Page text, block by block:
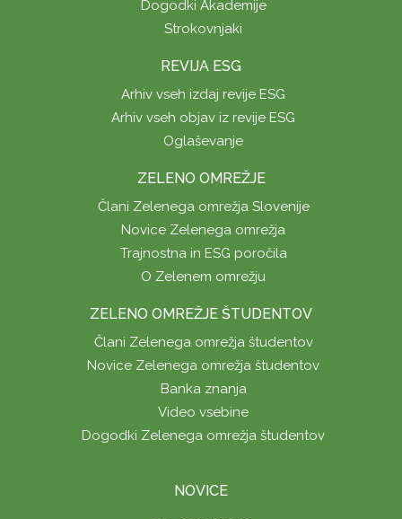
Dogodki Akademije
Strokovnjaki
REVIJA ESG
Arhiv vseh izdaj revije ESG
Arhiv vseh objav iz revije ESG
Oglaševanje
ZELENO OMREŽJE
Člani Zelenega omrežja Slovenije
Novice Zelenega omrežja
Trajnostna in ESG poročila
O Zelenem omrežju
ZELENO OMREŽJE ŠTUDENTOV
Člani Zelenega omrežja študentov
Novice Zelenega omrežja študentov
Banka znanja
Video vsebine
Dogodki Zelenega omrežja študentov
NOVICE